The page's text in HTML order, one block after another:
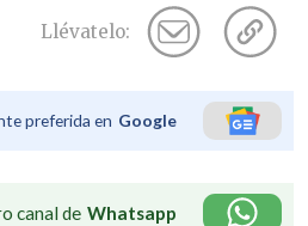
Llévatelo:
preferida en Google
canal de Whatsapp